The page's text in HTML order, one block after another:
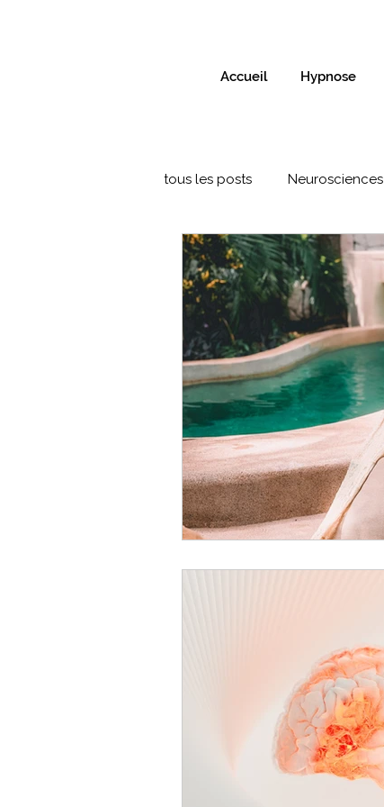
Accueil Hypnose
tous les posts Neurosciences
Formation